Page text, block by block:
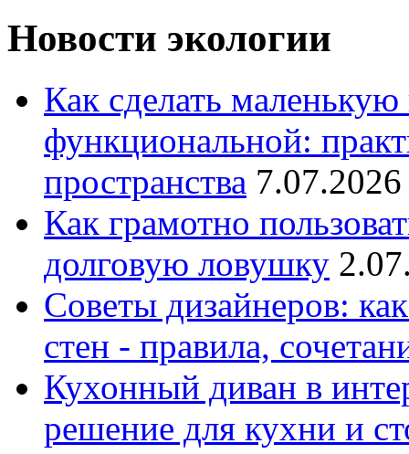
Новости экологии
Как сделать
функциональной:
пространства
Как грамотно
долговую ловушку
Советы дизайнеров:
стен - правила,
Кухонный диван в
решение для кухни и